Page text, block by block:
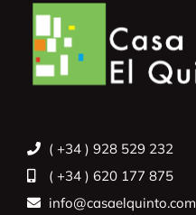
( +34 ) 928 529 232
( +34 ) 620 177 875
info@casaelquinto.com